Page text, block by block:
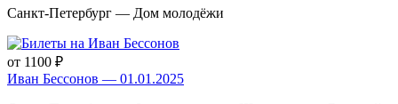
Санкт-Петербург — Дом молодёжи
от 1100 ₽
Иван Бессонов — 01.01.2025